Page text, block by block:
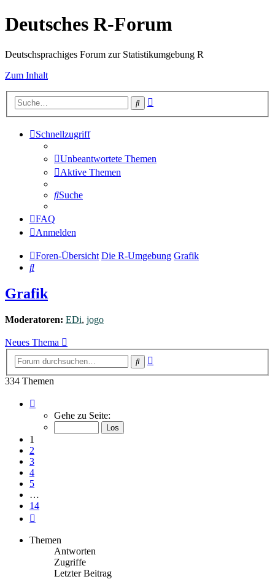
Deutsches R-Forum
Deutschsprachiges Forum zur Statistikumgebung R
Zum Inhalt
Suche
Schnellzugriff
Unbeantwortete Themen
Aktive Themen
Suche
FAQ
Anmelden
Foren-Übersicht Die R-Umgebung Grafik
Suche
Grafik
Moderatoren: EDi, jogo
Neues Thema
Suche
334 Themen
von
Gehe zu Seite:
1
2
3
4
5
…
14
Themen
Antworten
Zugriffe
Letzter Beitrag